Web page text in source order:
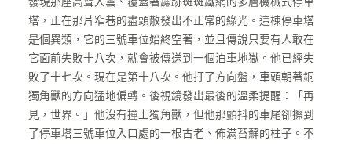
塔，正在那片窄巷的盡頭散發出不正常的綠光。這棟停車塔
是個異類，它的三號車位始終空著，並且傳說只要有人敢在
它面前失敗十八次，就會被傳送到一個泊車地獄。他已經失
敗了十七次。現在是第十八次。他打了方向盤，車頭朝著銅
獨角獸的方向猛地偏轉。後視鏡發出最後的溫柔提醒：「再
見，世界。」他沒有撞上獨角獸，但他那顫抖的車尾卻擦到
了停車塔三號車位入口處的一根古老、佈滿苔蘚的柱子。不